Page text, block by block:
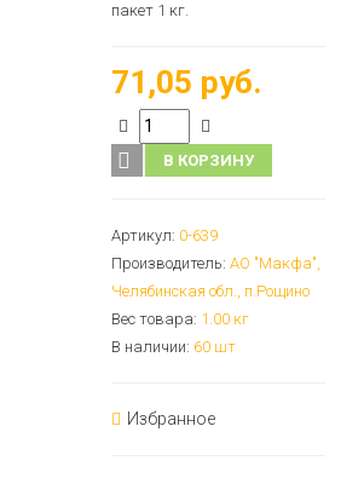
пакет 1 кг.
71,05 руб.
В КОРЗИНУ
Артикул: 0-639
Производитель: АО "Макфа",
Челябинская обл., п.Рощино
Вес товара: 1.00 кг
В наличии: 60 шт
Избранное